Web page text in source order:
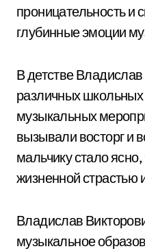
проницательность и
глубинные эмоции
В детстве
различных школьных
музыкальных
вызывали восторг и
мальчику стало
жизненной страстью
Владислав
музыкальное